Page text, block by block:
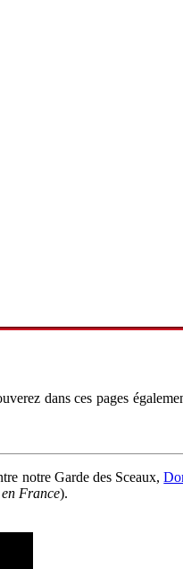
dans ces pages
notre Garde des Sceaux,
France).